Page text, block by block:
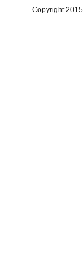
Copyright 2015